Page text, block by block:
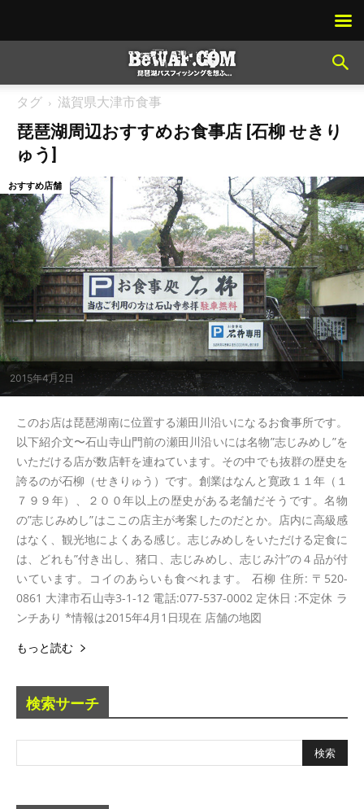
タグ 滋賀県大津市食事
琵琶湖周辺おすすめお食事店 [石柳 せきり
ゅう]
2015年4月2日
おすすめ店舗
このお店は琵琶湖南に位置する瀬田川沿いになるお食事所です。
以下紹介文〜石山寺山門前の瀬田川沿いには名物”志じみめし”を
いただける店が数店軒を連ねています。その中でも抜群の歴史を
誇るのが石柳（せきりゅう）です。創業はなんと寛政１１年（１
７９９年）、２００年以上の歴史がある老舗だそうです。名物
の”志じみめし”はここの店主が考案したのだとか。店内に高級感
はなく、観光地によくある感じ。志じみめしをいただける定食に
は、どれも”付き出し、猪口、志じみめし、志じみ汁”の４品が付
いています。コイのあらいも食べれます。 石柳 住所: 〒520-
0861 大津市石山寺3-1-12 電話:077-537-0002 定休日 :不定休 ラ
ンチあり *情報は2015年4月1日現在 店舗の地図
もっと読む
検索サーチ